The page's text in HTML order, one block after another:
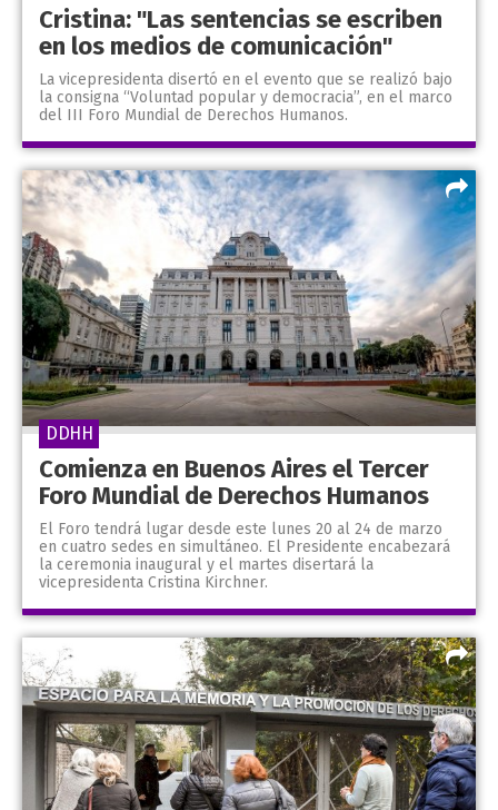
Cristina: "Las sentencias se escriben
en los medios de comunicación"
La vicepresidenta disertó en el evento que se realizó bajo
la consigna “Voluntad popular y democracia”, en el marco
del III Foro Mundial de Derechos Humanos.
Comienza en Buenos Aires el Tercer
Foro Mundial de Derechos Humanos
El Foro tendrá lugar desde este lunes 20 al 24 de marzo
en cuatro sedes en simultáneo. El Presidente encabezará
la ceremonia inaugural y el martes disertará la
vicepresidenta Cristina Kirchner.
DDHH